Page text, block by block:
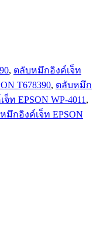
, ตลับหมึกอิงค์เจ็ท
T678390, ตลับหมึก
ท EPSON WP-4011 ,
มึกอิงค์เจ็ท EPSON